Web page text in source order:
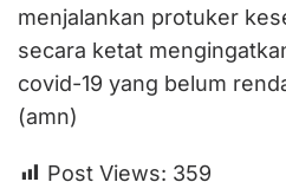
menjalankan protuker
secara ketat
covid-19 yang belum
(amn)
Post Views: 359